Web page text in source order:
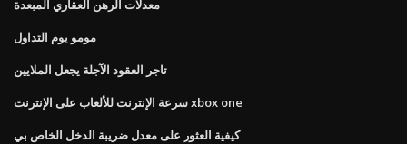
معدلات الرهن العقاري المبعدة
مومو يوم التداول
تاجر العقود الآجلة يجعل الملايين
سرعة الإنترنت للألعاب على الإنترنت xbox one
كيفية العثور على معدل ضريبة الدخل الخاص بي